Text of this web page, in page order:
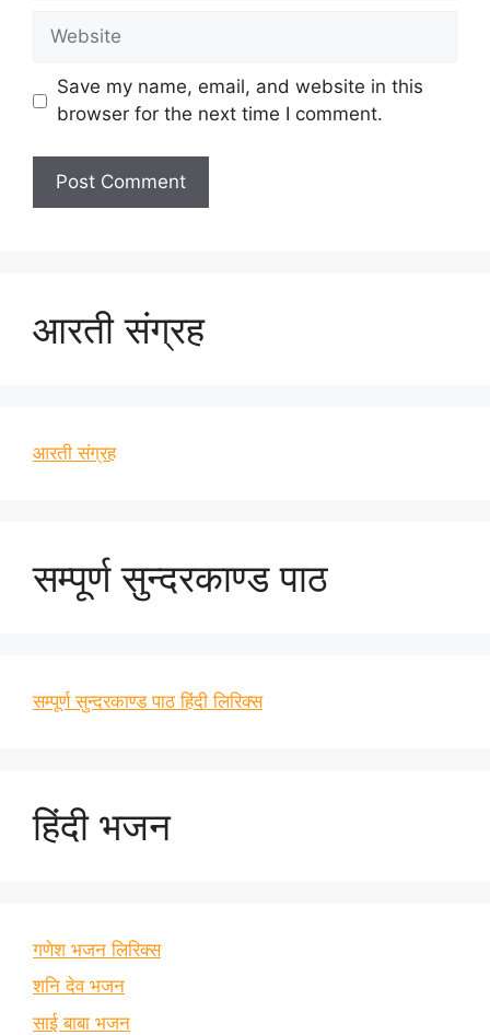
Website
Save my name, email, and website in this
browser for the next time I comment.
आरती संग्रह
आरती संग्रह
सम्पूर्ण सुन्दरकाण्ड पाठ
सम्पूर्ण सुन्दरकाण्ड पाठ हिंदी लिरिक्स
हिंदी भजन
गणेश भजन लिरिक्स
शनि देव भजन
साई बाबा भजन